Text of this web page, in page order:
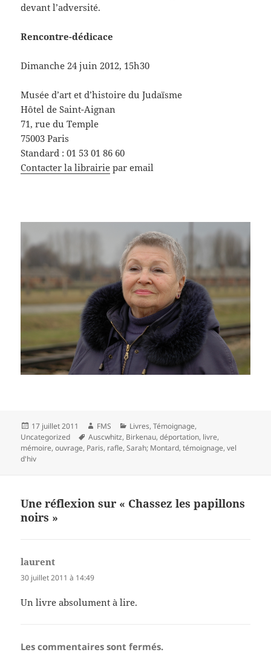
devant l’adversité.
Rencontre-dédicace
Dimanche 24 juin 2012, 15h30
Musée d’art et d’histoire du Judaïsme
Hôtel de Saint-Aignan
71, rue du Temple
75003 Paris
Standard : 01 53 01 86 60
Contacter la librairie par email
Publié
le
17 juillet 2011 Auteur
FMS Catégories
Livres,Témoignage,
Uncategorized
Mots-
clés
Auscwhitz, Birkenau,déportation, livre,
mémoire,ouvrage, Paris, rafle,Sarah; Montard,témoignage,vel
d'hiv
Une réflexion sur « Chassez les papillons
noirs »
laurent
30 juillet 2011 à 14:49
Un livre absolument à lire.
Les commentaires sont fermés.